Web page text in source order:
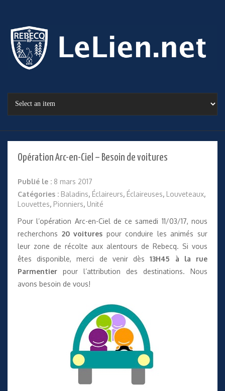
Opération Arc-en-Ciel – Besoin de voitures
Publié le : 8 mars 2017
Catégories : Baladins, Éclaireurs, Éclaireuses, Louveteaux,
Louvettes, Pionniers, Unité
Pour l’opération Arc-en-Ciel de ce samedi 11/03/17, nous
recherchons 20 voitures pour conduire les animés sur
leur zone de récolte aux alentours de Rebecq. Si vous
êtes disponible, merci de venir dès13H45 à la rue
Parmentier pour l’attribution des destinations. Nous
avons besoin de vous!